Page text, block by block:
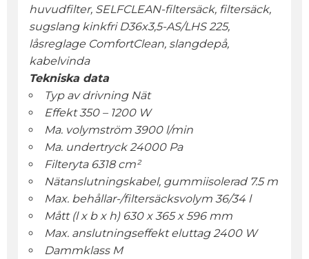
huvudfilter, SELFCLEAN-filtersäck, filtersäck,
sugslang kinkfri D36x3,5-AS/LHS 225,
låsreglage ComfortClean, slangdepå,
kabelvinda
Tekniska data
Typ av drivning Nät
Effekt 350 – 1200 W
Ma. volymström 3900 l/min
Ma. undertryck 24000 Pa
Filteryta 6318 cm²
Nätanslutningskabel, gummiisolerad 7.5 m
Max. behållar-/filtersäcksvolym 36/34 l
Mått (l x b x h) 630 x 365 x 596 mm
Max. anslutningseffekt eluttag 2400 W
Dammklass M